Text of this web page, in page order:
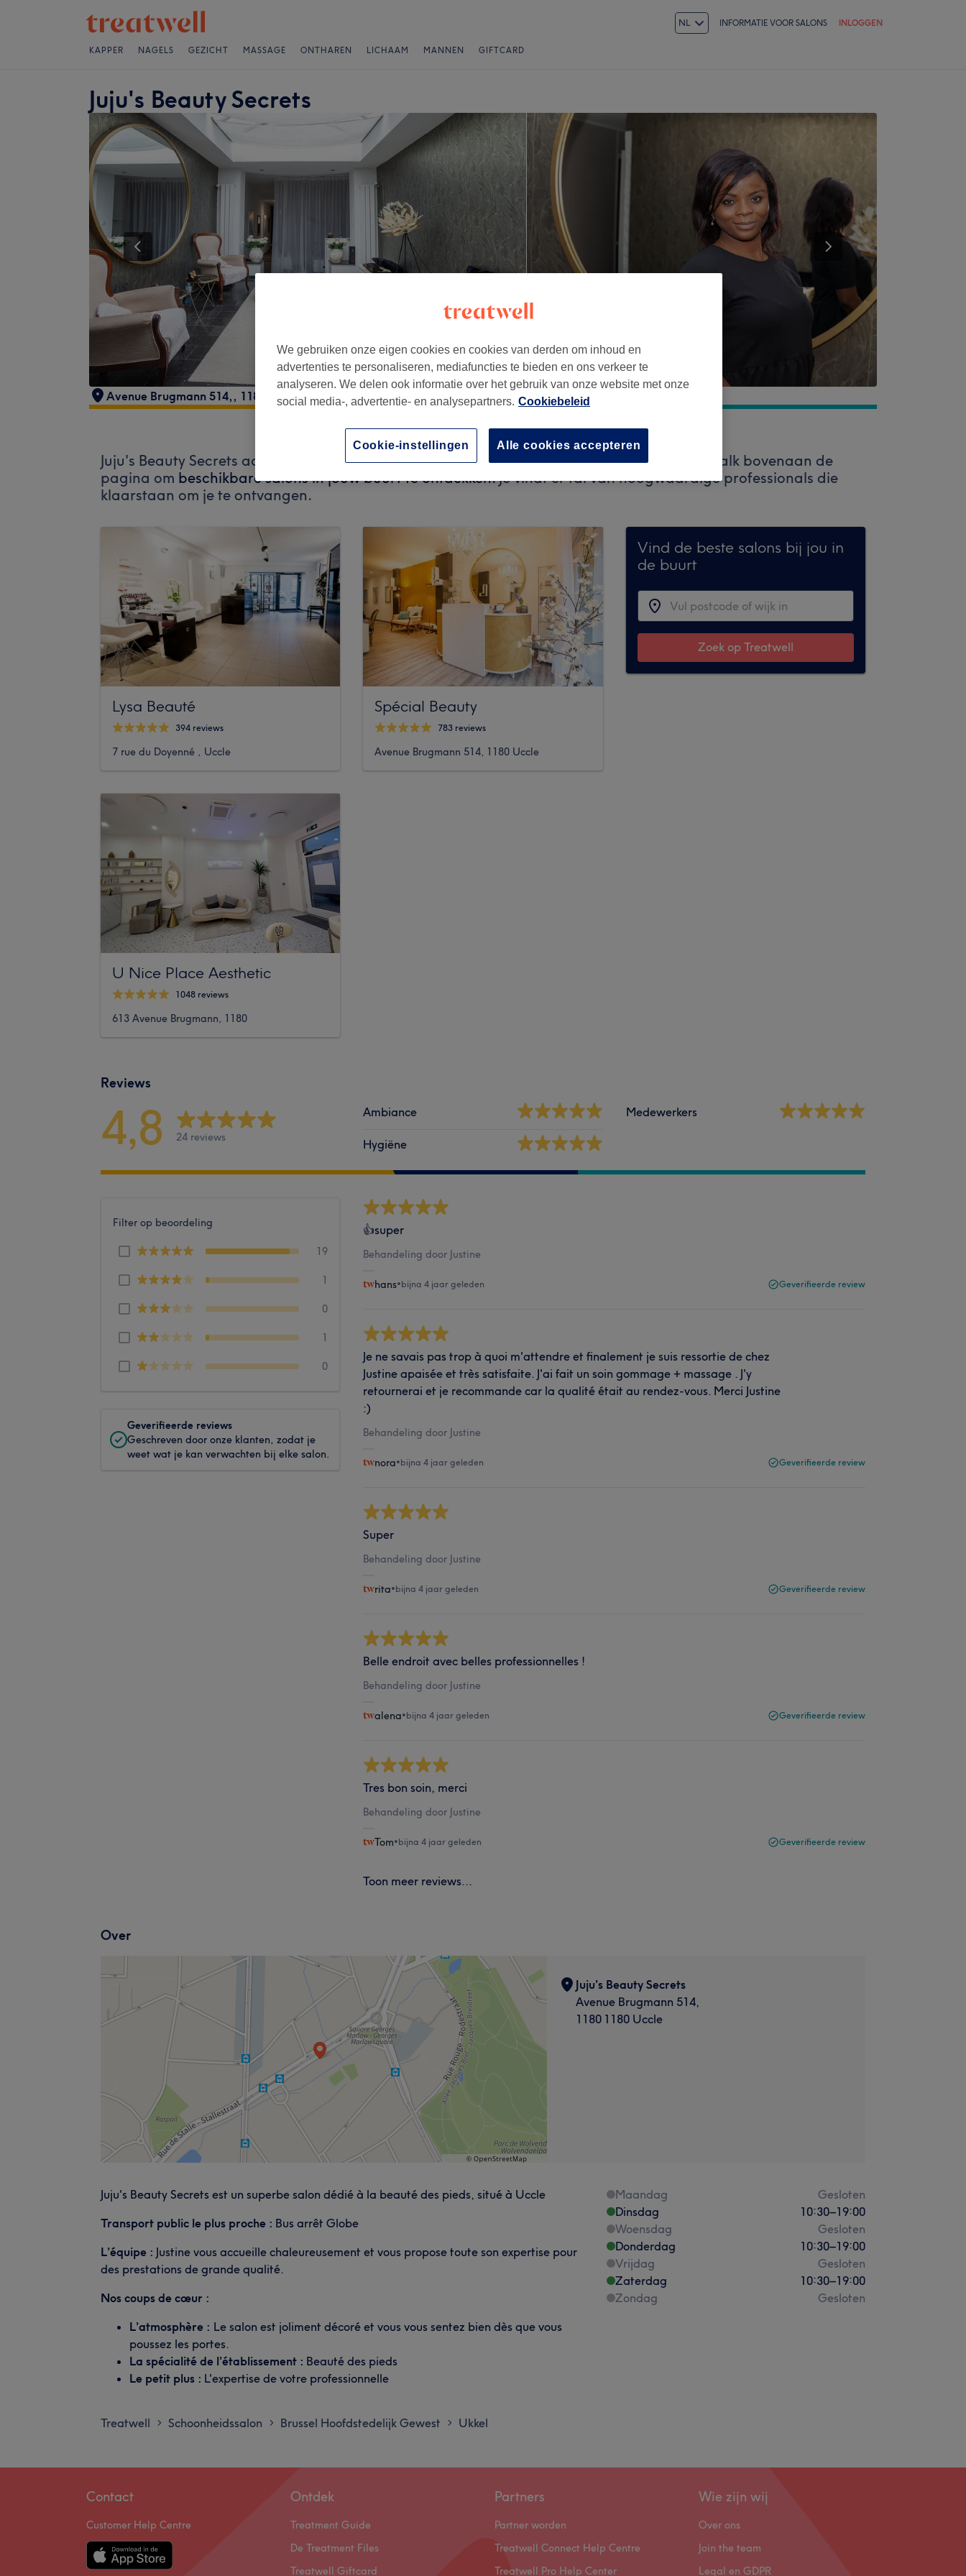
NL INFORMATIE VOOR SALONS INLOGGEN
KAPPER NAGELS GEZICHT MASSAGE ONTHAREN LICHAAM MANNEN GIFTCARD
Juju's Beauty Secrets
Avenue Brugmann 514, , 1180 Uccle, 1180
Juju's Beauty Secrets accepteert momenteel geen boekingen via Treatwell. Gebruik de zoekbalk bovenaan de
pagina om beschikbare salons in jouw buurt te ontdekken. Je vindt er tal van hoogwaardige professionals die
klaarstaan om je te ontvangen.
Lysa Beauté
394 reviews
7 rue du Doyenné , Uccle
U Nice Place Aesthetic
1048 reviews
613 Avenue Brugmann, 1180
Spécial Beauty
783 reviews
Avenue Brugmann 514, 1180 Uccle
Vind de beste salons bij jou in
de buurt
Zoek op Treatwell
Reviews
4,8 24 reviews
Ambiance
Hygiëne
Medewerkers
Filter op beoordeling
19
1
0
1
0
Geverifieerde reviews
Geschreven door onze klanten, zodat je
weet wat je kan verwachten bij elke salon.
👍super
Behandeling door Justine
hans•bijna 4 jaar geleden Geverifieerde review
Je ne savais pas trop à quoi m'attendre et finalement je suis ressortie de chez
Justine apaisée et très satisfaite. J'ai fait un soin gommage + massage . J'y
retournerai et je recommande car la qualité était au rendez-vous. Merci Justine
:)
Behandeling door Justine
nora•bijna 4 jaar geleden Geverifieerde review
Super
Behandeling door Justine
rita•bijna 4 jaar geleden Geverifieerde review
Belle endroit avec belles professionnelles !
Behandeling door Justine
alena•bijna 4 jaar geleden Geverifieerde review
Tres bon soin, merci
Behandeling door Justine
Tom•bijna 4 jaar geleden Geverifieerde review
Toon meer reviews...
Over
Juju's Beauty Secrets
Avenue Brugmann 514,
1180 1180 Uccle
Juju's Beauty Secrets est un superbe salon dédié à la beauté des pieds, situé à Uccle
Transport public le plus proche : Bus arrêt Globe
L’équipe : Justine vous accueille chaleureusement et vous propose toute son expertise pour
des prestations de grande qualité.
Nos coups de cœur :
L’atmosphère : Le salon est joliment décoré et vous vous sentez bien dès que vous
poussez les portes.
La spécialité de l’établissement : Beauté des pieds
Le petit plus : L'expertise de votre professionnelle
Maandag
Gesloten
Dinsdag
10:30–19:00
Woensdag
Gesloten
Donderdag
10:30–19:00
Vrijdag
Gesloten
Zaterdag
10:30–19:00
Zondag
Gesloten
Treatwell > Schoonheidssalon > Brussel Hoofdstedelijk Gewest > Ukkel
Contact
Customer Help Centre
Ontdek
Treatment Guide
De Treatment Files
Treatwell Giftcard
Partners
Partner worden
Treatwell Connect Help Centre
Treatwell Pro Help Center
Wie zijn wij
Over ons
Join the team
Legal en GDPR
We gebruiken onze eigen cookies en cookies van derden om inhoud en
advertenties te personaliseren, mediafuncties te bieden en ons verkeer te
analyseren. We delen ook informatie over het gebruik van onze website met onze
social media-, advertentie- en analysepartners. Cookiebeleid
Alle cookies accepteren
Cookie-instellingen